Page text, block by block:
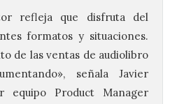
refleja que disfruta del
formatos y situaciones.
de las ventas de audiolibro
señala Javier
equipo Product Manager